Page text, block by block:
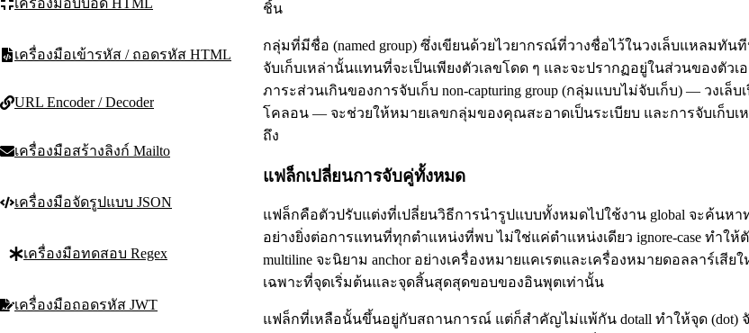
เครื่องมือบีบอัด HTML
เครื่องมือเข้ารหัส / ถอดรหัส HTML
URL Encoder / Decoder
เครื่องมือสร้างลิงก์ Mailto
เครื่องมือจัดรูปแบบ JSON
เครื่องมือทดสอบ Regex
เครื่องมือถอดรหัส JWT
ชิ้น
กลุ่มที่มีชื่อ (named group) ซึ่งเขียนด้วยไวยากรณ์ที่วางชื่อไว้ในวงเล็บแหลมทั
จับเก็บเหล่านั้นแทนที่จะเป็นเพียงตัวเลขโดด ๆ และจะปรากฏอยู่ในส่วนของตัว
ภาระส่วนเกินของการจับเก็บ non-capturing group (กลุ่มแบบไม่จับเก็บ) — วงเ
โคลอน — จะช่วยให้หมายเลขกลุ่มของคุณสะอาดเป็นระเบียบ และการจับเก็บ
ถึง
แฟล็กเปลี่ยนการจับคู่ทั้งหมด
แฟล็กคือตัวปรับแต่งที่เปลี่ยนวิธีการนำรูปแบบทั้งหมดไปใช้งาน global จะค้นห
อย่างยิ่งต่อการแทนที่ทุกตำแหน่งที่พบ ไม่ใช่แค่ตำแหน่งเดียว ignore-case ทำ
multiline จะนิยาม anchor อย่างเครื่องหมายแคเรตและเครื่องหมายดอลลาร์เ
เฉพาะที่จุดเริ่มต้นและจุดสิ้นสุดสุดขอบของอินพุตเท่านั้น
แฟล็กที่เหลือนั้นขึ้นอยู่กับสถานการณ์ แต่ก็สำคัญไม่แพ้กัน dotall ทำให้จุด (dot)